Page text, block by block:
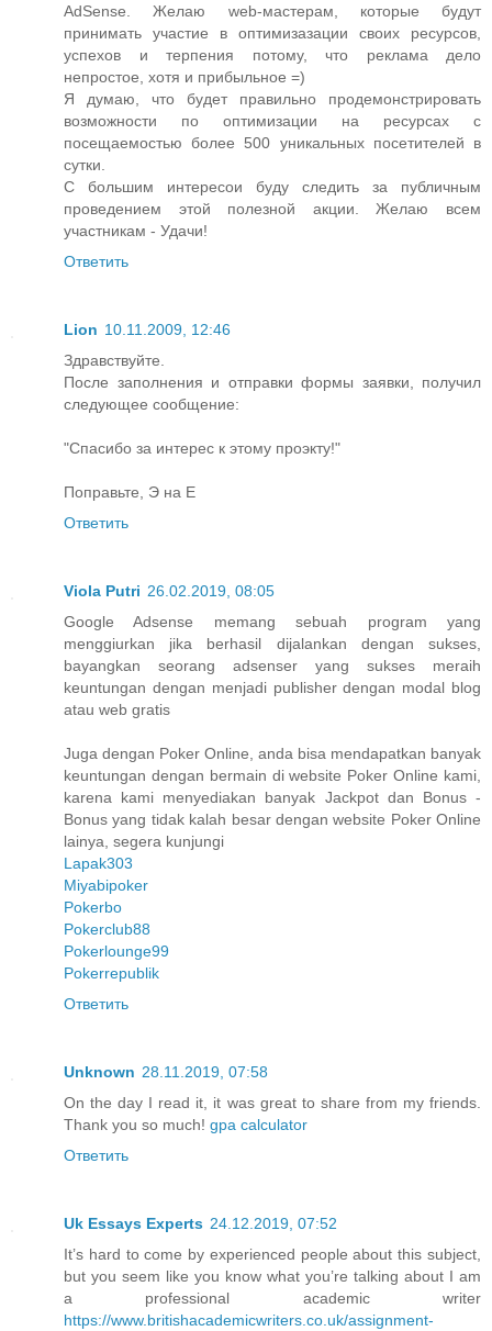
AdSense. Желаю web-мастерам, которые будут
принимать участие в оптимизазации своих ресурсов,
успехов и терпения потому, что реклама дело
непростое, хотя и прибыльное =)
Я думаю, что будет правильно продемонстрировать
возможности по оптимизации на ресурсах с
посещаемостью более 500 уникальных посетителей в
сутки.
С большим интересои буду следить за публичным
проведением этой полезной акции. Желаю всем
участникам - Удачи!
Ответить
Lion 10.11.2009, 12:46
Здравствуйте.
После заполнения и отправки формы заявки, получил
следующее сообщение:
"Спасибо за интерес к этому проэкту!"
Поправьте, Э на Е
Ответить
Viola Putri 26.02.2019, 08:05
Google Adsense memang sebuah program yang
menggiurkan jika berhasil dijalankan dengan sukses,
bayangkan seorang adsenser yang sukses meraih
keuntungan dengan menjadi publisher dengan modal blog
atau web gratis
Juga dengan Poker Online, anda bisa mendapatkan banyak
keuntungan dengan bermain di website Poker Online kami,
karena kami menyediakan banyak Jackpot dan Bonus -
Bonus yang tidak kalah besar dengan website Poker Online
lainya, segera kunjungi
Lapak303
Miyabipoker
Pokerbo
Pokerclub88
Pokerlounge99
Pokerrepublik
Ответить
Unknown 28.11.2019, 07:58
On the day I read it, it was great to share from my friends.
Thank you so much! gpa calculator
Ответить
Uk Essays Experts 24.12.2019, 07:52
It’s hard to come by experienced people about this subject,
but you seem like you know what you’re talking about I am
a professional academic writer
https://www.britishacademicwriters.co.uk/assignment-